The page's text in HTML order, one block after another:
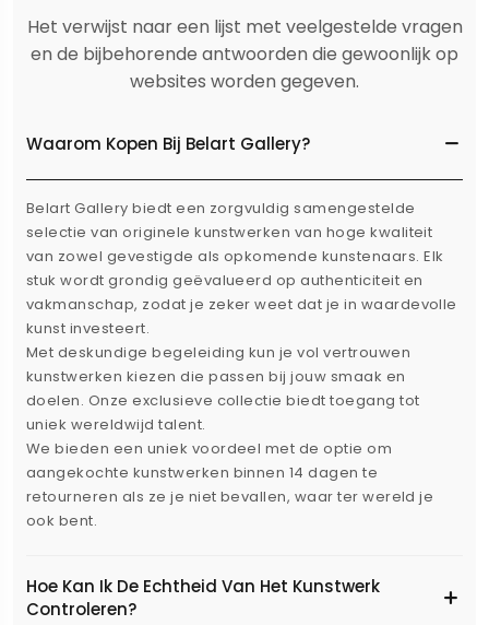
Het verwijst naar een lijst met veelgestelde vragen
en de bijbehorende antwoorden die gewoonlijk op
websites worden gegeven.
Waarom Kopen Bij Belart Gallery?
Belart Gallery biedt een zorgvuldig samengestelde
selectie van originele kunstwerken van hoge kwaliteit
van zowel gevestigde als opkomende kunstenaars. Elk
stuk wordt grondig geëvalueerd op authenticiteit en
vakmanschap, zodat je zeker weet dat je in waardevolle
kunst investeert.
Met deskundige begeleiding kun je vol vertrouwen
kunstwerken kiezen die passen bij jouw smaak en
doelen. Onze exclusieve collectie biedt toegang tot
uniek wereldwijd talent.
We bieden een uniek voordeel met de optie om
aangekochte kunstwerken binnen 14 dagen te
retourneren als ze je niet bevallen, waar ter wereld je
ook bent.
Hoe Kan Ik De Echtheid Van Het Kunstwerk
Controleren?